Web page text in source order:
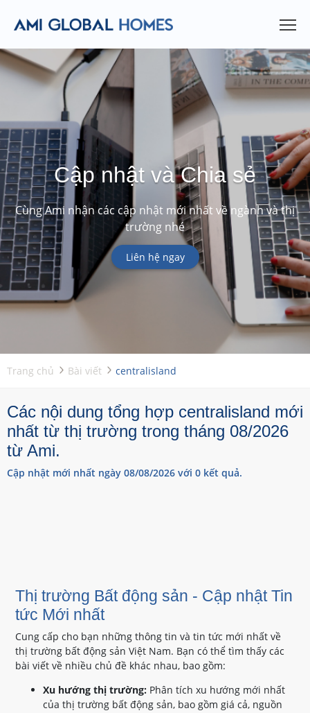
Cập nhật và Chia sẻ
Cùng Ami nhận các cập nhật mới nhất về ngành và thị
trường nhé
Liên hệ ngay
Trang chủ Bài viết centralisland
Các nội dung tổng hợp centralisland mới
nhất từ thị trường trong tháng 08/2026
từ Ami.
Cập nhật mới nhất ngày 08/08/2026 với 0 kết quả.
Thị trường Bất động sản - Cập nhật Tin
tức Mới nhất
Cung cấp cho bạn những thông tin và tin tức mới nhất về
thị trường bất động sản Việt Nam. Bạn có thể tìm thấy các
bài viết về nhiều chủ đề khác nhau, bao gồm:
Xu hướng thị trường: Phân tích xu hướng mới nhất
của thị trường bất động sản, bao gồm giá cả, nguồn